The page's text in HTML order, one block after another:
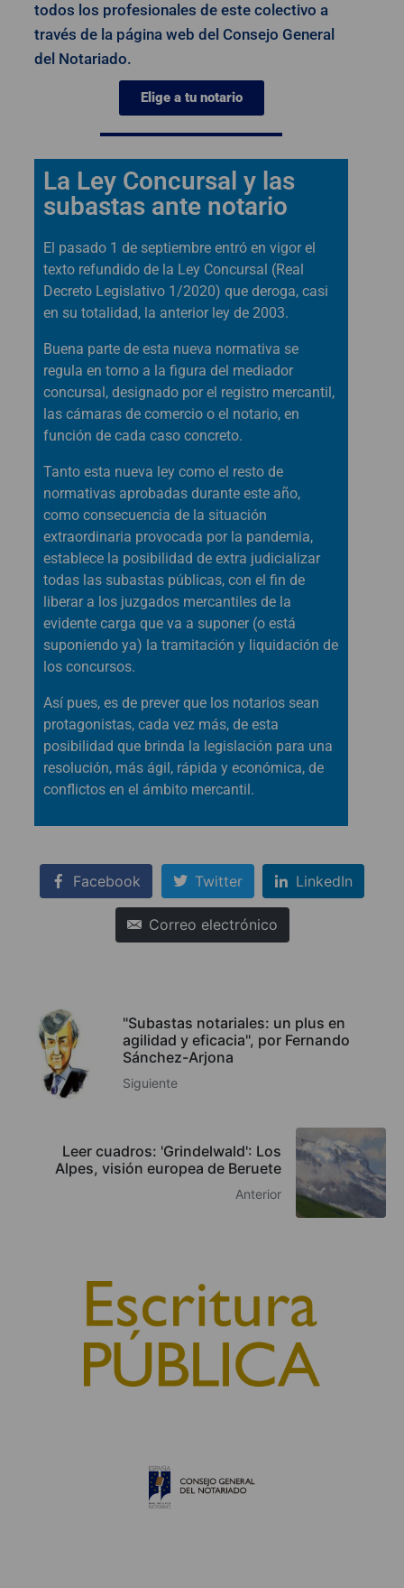
todos los profesionales de este colectivo a
través de la página web del Consejo General
del Notariado.
Elige a tu notario
La Ley Concursal y las
subastas ante notario
El pasado 1 de septiembre entró en vigor el
texto refundido de la Ley Concursal (Real
Decreto Legislativo 1/2020) que deroga, casi
en su totalidad, la anterior ley de 2003.
Buena parte de esta nueva normativa se
regula en torno a la figura del mediador
concursal, designado por el registro mercantil,
las cámaras de comercio o el notario, en
función de cada caso concreto.
Tanto esta nueva ley como el resto de
normativas aprobadas durante este año,
como consecuencia de la situación
extraordinaria provocada por la pandemia,
establece la posibilidad de extra judicializar
todas las subastas públicas, con el fin de
liberar a los juzgados mercantiles de la
evidente carga que va a suponer (o está
suponiendo ya) la tramitación y liquidación de
los concursos.
Así pues, es de prever que los notarios sean
protagonistas, cada vez más, de esta
posibilidad que brinda la legislación para una
resolución, más ágil, rápida y económica, de
conflictos en el ámbito mercantil.
Facebook Twitter LinkedIn
Correo electrónico
"Subastas notariales: un plus en
agilidad y eficacia", por Fernando
Sánchez-Arjona
Siguiente
Leer cuadros: 'Grindelwald': Los
Alpes, visión europea de Beruete
Anterior